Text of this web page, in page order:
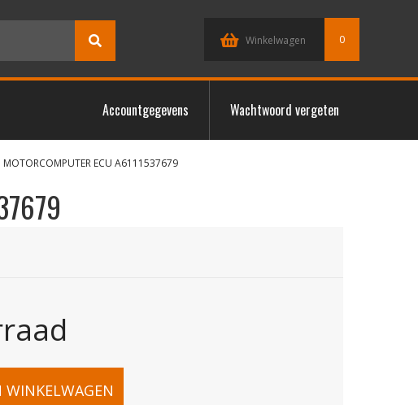
Winkelwagen 0
Accountgegevens Wachtwoord vergeten
MOTORCOMPUTER ECU A6111537679
WINKELWAGEN